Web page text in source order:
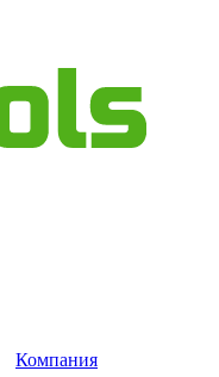
Компания